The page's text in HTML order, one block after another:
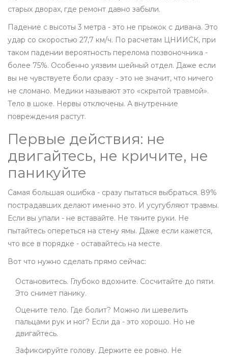
старых дворах, где ремонт давно забыли.
Падение с высоты 3 метра - это не прыжок с дивана. Это
удар со скоростью 27,7 км/ч. По расчетам ЦНИИСК, при
таком падении вероятность перелома позвоночника -
более 75%. Особенно уязвим шейный отдел. Даже если
вы не чувствуете боли сразу - это не значит, что ничего
не сломано. Медики называют это «скрытой травмой».
Тело в шоке. Нервы отключены. А внутренние
повреждения растут.
Первые действия: не
двигайтесь, не кричите, не
паникуйте
Самая большая ошибка - сразу пытаться выбраться. 89%
пострадавших делают именно это. И усугубляют травмы.
Если вы упали - не вставайте. Не тяните руки. Не
пытайтесь опереться на стену ямы. Даже если кажется,
что все в порядке - оставайтесь на месте.
Вот что нужно сделать прямо сейчас:
Остановитесь. Глубоко вдохните. Сосчитайте до пяти.
Это снимет панику.
Оцените тело. Где болит? Можно ли шевелить
пальцами рук и ног? Если да - это хорошо. Но не
двигайтесь.
Зафиксируйте голову. Держите ее ровно. Не